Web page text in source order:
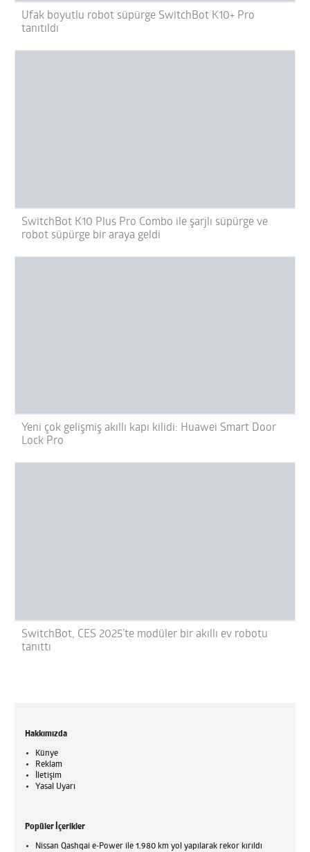
Ufak boyutlu robot süpürge SwitchBot K10+ Pro
tanıtıldı
SwitchBot K10 Plus Pro Combo ile şarjlı süpürge ve
robot süpürge bir araya geldi
Yeni çok gelişmiş akıllı kapı kilidi: Huawei Smart Door
Lock Pro
SwitchBot, CES 2025’te modüler bir akıllı ev robotu
tanıttı
Hakkımızda
Künye
Reklam
İletişim
Yasal Uyarı
Popüler İçerikler
Nissan Qashqai e-Power ile 1.980 km yol yapılarak rekor kırıldı